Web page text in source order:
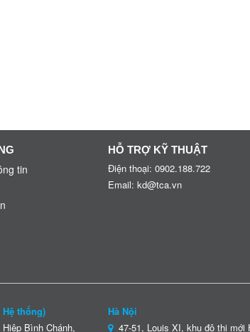
tin
HỖ TRỢ KỸ THUẬT
Điện thoại: 0902.188.722
Email: kd@tca.vn
Hệ thống)
Bình Chánh,
Hà Nội
47-51, Louis XI, khu đô thị mới